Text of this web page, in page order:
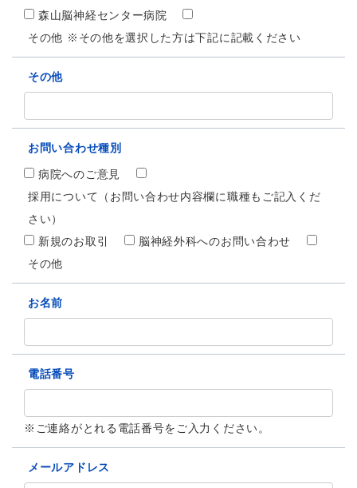
森山脳神経センター病院
その他 ※その他を選択した方は下記に記載ください
その他
お問い合わせ種別
病院へのご意見
採用について（お問い合わせ内容欄に職種もご記入くだ
さい）
新規のお取引
脳神経外科へのお問い合わせ
その他
お名前
電話番号
※ご連絡がとれる電話番号をご入力ください。
メールアドレス